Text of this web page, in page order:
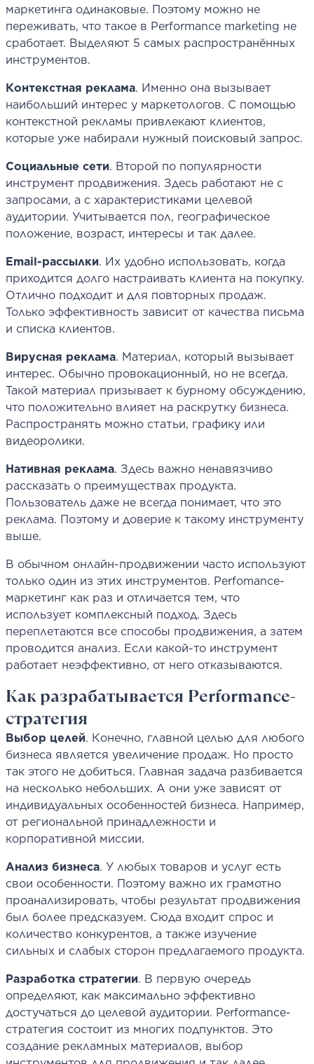
маркетинга одинаковые. Поэтому можно не
переживать, что такое в Performance marketing не
сработает. Выделяют 5 самых распространённых
инструментов.
Контекстная реклама. Именно она вызывает
наибольший интерес у маркетологов. С помощью
контекстной рекламы привлекают клиентов,
которые уже набирали нужный поисковый запрос.
Социальные сети. Второй по популярности
инструмент продвижения. Здесь работают не с
запросами, а с характеристиками целевой
аудитории. Учитывается пол, географическое
положение, возраст, интересы и так далее.
Email-рассылки. Их удобно использовать, когда
приходится долго настраивать клиента на покупку.
Отлично подходит и для повторных продаж.
Только эффективность зависит от качества письма
и списка клиентов.
Вирусная реклама. Материал, который вызывает
интерес. Обычно провокационный, но не всегда.
Такой материал призывает к бурному обсуждению,
что положительно влияет на раскрутку бизнеса.
Распространять можно статьи, графику или
видеоролики.
Нативная реклама. Здесь важно ненавязчиво
рассказать о преимуществах продукта.
Пользователь даже не всегда понимает, что это
реклама. Поэтому и доверие к такому инструменту
выше.
В обычном онлайн-продвижении часто используют
только один из этих инструментов. Perfomance-
маркетинг как раз и отличается тем, что
использует комплексный подход. Здесь
переплетаются все способы продвижения, а затем
проводится анализ. Если какой-то инструмент
работает неэффективно, от него отказываются.
Как разрабатывается Performance-
стратегия
Выбор целей. Конечно, главной целью для любого
бизнеса является увеличение продаж. Но просто
так этого не добиться. Главная задача разбивается
на несколько небольших. А они уже зависят от
индивидуальных особенностей бизнеса. Например,
от региональной принадлежности и
корпоративной миссии.
Анализ бизнеса. У любых товаров и услуг есть
свои особенности. Поэтому важно их грамотно
проанализировать, чтобы результат продвижения
был более предсказуем. Сюда входит спрос и
количество конкурентов, а также изучение
сильных и слабых сторон предлагаемого продукта.
Разработка стратегии. В первую очередь
определяют, как максимально эффективно
достучаться до целевой аудитории. Performance-
стратегия состоит из многих подпунктов. Это
создание рекламных материалов, выбор